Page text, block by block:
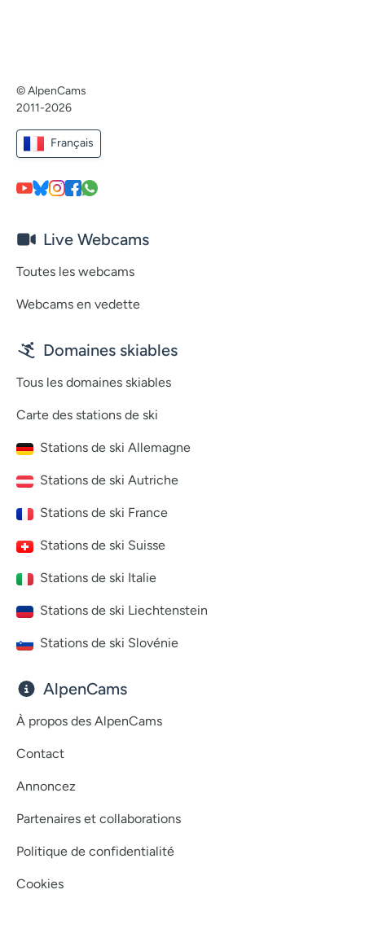
© AlpenCams
2011-2026
Français
Live Webcams
Toutes les webcams
Webcams en vedette
Domaines skiables
Tous les domaines skiables
Carte des stations de ski
Stations de ski Allemagne
Stations de ski Autriche
Stations de ski France
Stations de ski Suisse
Stations de ski Italie
Stations de ski Liechtenstein
Stations de ski Slovénie
AlpenCams
À propos des AlpenCams
Contact
Annoncez
Partenaires et collaborations
Politique de confidentialité
Cookies